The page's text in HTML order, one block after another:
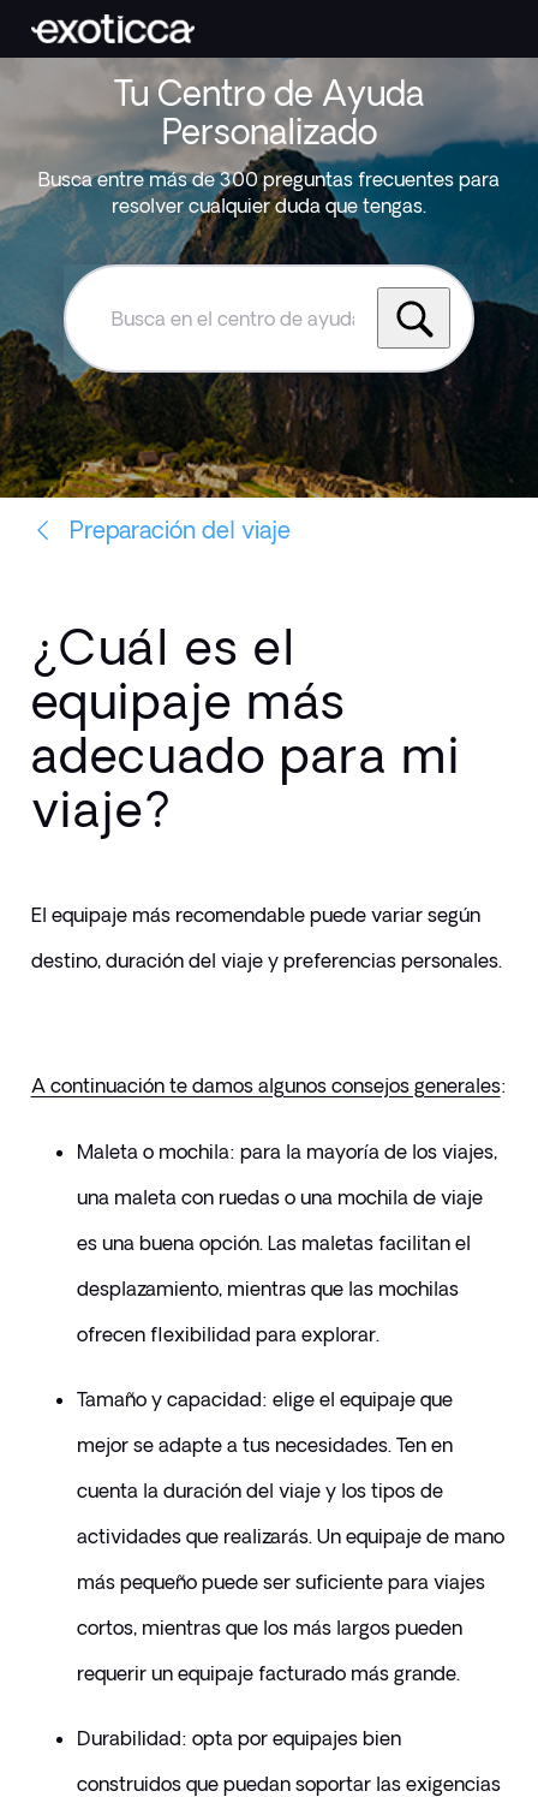
Tu Centro de Ayuda
Personalizado
Busca entre más de 300 preguntas frecuentes para
resolver cualquier duda que tengas.
Busca
el
centro
de
ayuda
de
Exoticca
Preparación del viaje
¿Cuál es el
equipaje más
adecuado para mi
viaje?
El equipaje más recomendable puede variar según
destino, duración del viaje y preferencias personales.
A continuación te damos algunos consejos generales:
Maleta o mochila: para la mayoría de los viajes,
una maleta con ruedas o una mochila de viaje
es una buena opción. Las maletas facilitan el
desplazamiento, mientras que las mochilas
ofrecen flexibilidad para explorar.
Tamaño y capacidad: elige el equipaje que
mejor se adapte a tus necesidades. Ten en
cuenta la duración del viaje y los tipos de
actividades que realizarás. Un equipaje de mano
más pequeño puede ser suficiente para viajes
cortos, mientras que los más largos pueden
requerir un equipaje facturado más grande.
Durabilidad: opta por equipajes bien
construidos que puedan soportar las exigencias